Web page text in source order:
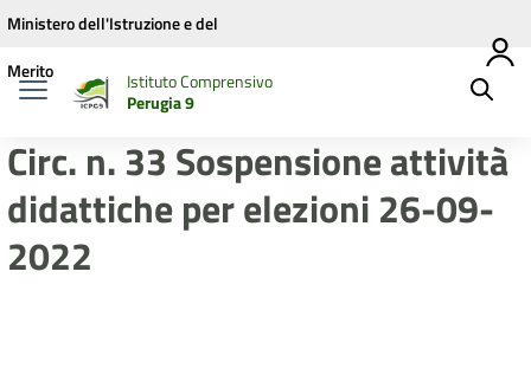
Vai ai contenuti
Vai al menu di navigazione
Vai al footer
Ministero dell'Istruzione e del
Merito
Istituto Comprensivo
Perugia 9
Circ. n. 33 Sospensione attività
didattiche per elezioni 26-09-
2022